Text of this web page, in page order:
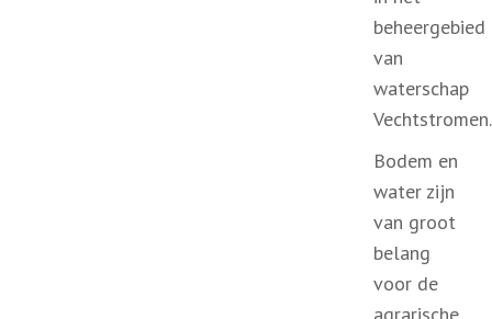
beheergebied
van
waterschap
Vechtstromen.
Bodem en
water zijn
van groot
belang
voor de